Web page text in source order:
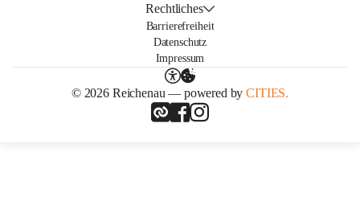
Rechtliches
Barrierefreiheit
Datenschutz
Impressum
© 2026 Reichenau — powered byCITIES.